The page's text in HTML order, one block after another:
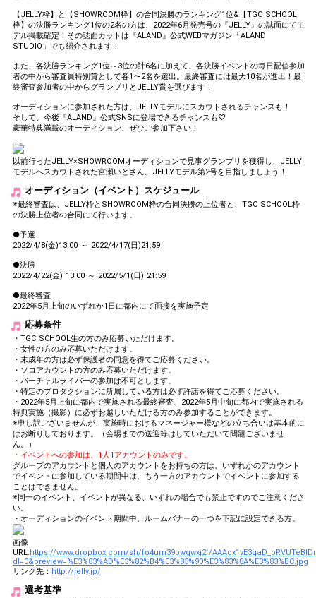
【JELLY枠】と【SHOWROOM枠】の合同決勝のランキング1位&【TGC SCHOOL
枠】の決勝ランキング1位の2名の方は、2022年6月発売号の『JELLY』の誌面にてモ
デル掲載確定！その誌面カットは『ALAND』公式WEBマガジン「ALAND
STUDIO」でも紹介されます！
また、各決勝ランキング1位～3位の計6名に加えて、各決勝イベントの毎日配信参加
者の中から審査員特別賞として各1〜2名を選出。最終審査には最大10名が進出！最
終審査参加者の中からグランプリとJELLY賞を選びます！
オーディションに参加された方は、JELLYモデルにスカウトされるチャンスも！
そして、今後『ALAND』公式SNSに登場できるチャンスも♡
豪華特典満載のオーディション、ぜひご参加下さい！
以前行ったJELLY×SHOWROOMオーディションで見事グランプリを獲得し、JELLY
モデルへスカウトされた宮瀬いとさん。JELLYモデル第2号を目指しましょう！
オーディション（イベント）スケジュール
※最終審査は、JELLY枠とSHOWROOM枠の合同決勝の上位者と、TGC SCHOOL枠
の決勝上位者の合同にて行います。
●予選
2022/4/8(金)13:00 ～ 2022/4/17(日)21:59
●決勝
2022/4/22(金) 13:00 ～ 2022/5/1(日) 21:59
●最終審査
2022年5月上旬のいずれか1日に都内にて面接を実施予定
応募条件
・TGC SCHOOL生の方のみ応募いただけます。
・女性の方のみ応募いただけます。
・未成年の方は必ず保護者の同意を得てご応募ください。
・ソロアカウントの方のみ応募いただけます。
・バーチャルライバーの参加は不可とします。
・特定のプロダクションに所属している方は必ず許諾を得てご応募ください。
・2022年5月上旬に都内で実施される最終審査、2022年5月中旬に都内で実施される
特典実施（撮影）に必ずお越しいただける方のみ参加することができます。
※申し訳ございませんが、実施時におけるマネージャー様などの立ち合いは基本的に
はお断りしております。（会場までの送迎等はしていただいて問題ございませ
ん。）
・イベントへの参加は、1人1アカウントのみです。
グループのアカウントと個人のアカウントをお持ちの方は、いずれかのアカウント
でイベントに参加している期間中は、もう一方のアカウントでイベントに参加する
ことはできません。
※同一のイベント、イベントが異なる、いずれの場合でも禁止ですのでご注意くださ
い。
・オーディションのイベント期間中、ルームバナーの一つを下記に設定できる方。
画像
URL:https://www.dropbox.com/sh/fo4um39pwqwxj2f/
dl=0&preview=%E3%83%AD%E3%82%B4%E3%83%90%E3%83%8A%E3%83%BC.jpg
リンク先： http://jelly.jp/
選考基準